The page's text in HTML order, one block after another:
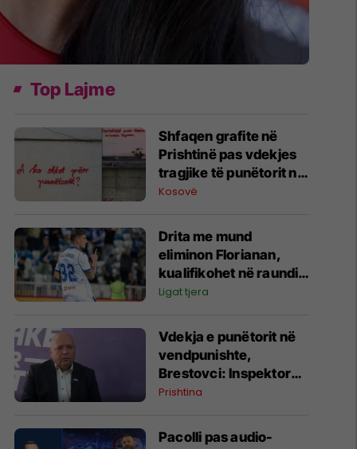
Top Lajme
Shfaqen grafite në
Prishtinë pas vdekjes
tragjike të punëtorit në
vendpunishte
Kosovë
Drita me mund
eliminon Florianan,
kualifikohet në raundin
tjetër
Ligat tjera
Vdekja e punëtorit në
vendpunishte,
Brestovci: Inspektorati
i Kryeqytetit nuk është
kontrollin teknik të
Prishtina
Pacolli pas audio-